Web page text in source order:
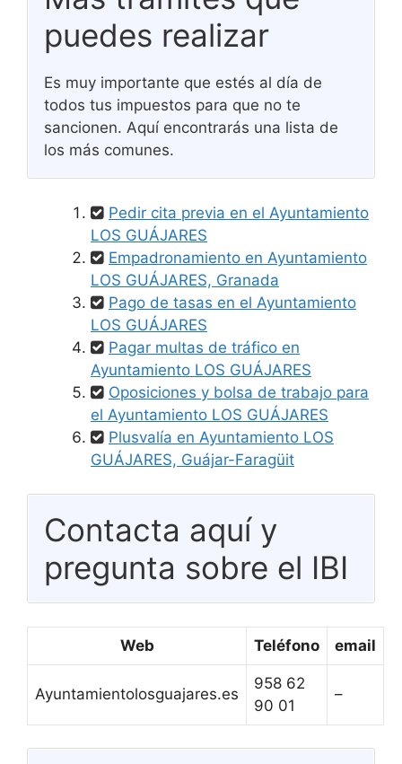
puedes realizar
Es muy importante que estés al día de
todos tus impuestos para que no te
sancionen. Aquí encontrarás una lista de
los más comunes.
Pedir cita previa en el Ayuntamiento
LOS GUÁJARES
Empadronamiento en Ayuntamiento
LOS GUÁJARES, Granada
Pago de tasas en el Ayuntamiento
LOS GUÁJARES
Pagar multas de tráfico en
Ayuntamiento LOS GUÁJARES
Oposiciones y bolsa de trabajo para
el Ayuntamiento LOS GUÁJARES
Plusvalía en Ayuntamiento LOS
GUÁJARES, Guájar-Faragüit
Contacta aquí y
pregunta sobre el IBI
Web Teléfono email
Ayuntamientolosguajares.es
958 62
90 01
–